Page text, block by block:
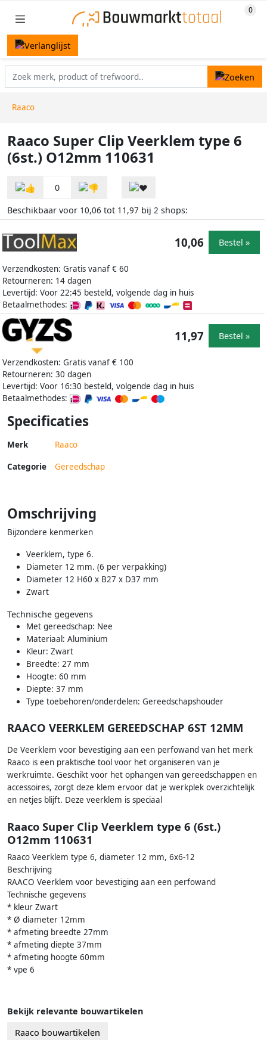
Raaco
Raaco Super Clip Veerklem type 6
(6st.) O12mm 110631
0
Beschikbaar voor 10,06 tot 11,97 bij 2 shops:
Verzendkosten: Gratis vanaf € 60
Retourneren: 14 dagen
Levertijd: Voor 22:45 besteld, volgende dag in huis
Betaalmethodes:
10,06 Bestel »
Verzendkosten: Gratis vanaf € 100
Retourneren: 30 dagen
Levertijd: Voor 16:30 besteld, volgende dag in huis
Betaalmethodes:
11,97 Bestel »
Specificaties
Merk Raaco
Categorie Gereedschap
Omschrijving
Bijzondere kenmerken
Veerklem, type 6.
Diameter 12 mm. (6 per verpakking)
Diameter 12 H60 x B27 x D37 mm
Zwart
Technische gegevens
Met gereedschap: Nee
Materiaal: Aluminium
Kleur: Zwart
Breedte: 27 mm
Hoogte: 60 mm
Diepte: 37 mm
Type toebehoren/onderdelen: Gereedschapshouder
RAACO VEERKLEM GEREEDSCHAP 6ST 12MM
De Veerklem voor bevestiging aan een perfowand van het merk
Raaco is een praktische tool voor het organiseren van je
werkruimte. Geschikt voor het ophangen van gereedschappen en
accessoires, zorgt deze klem ervoor dat je werkplek overzichtelijk
en netjes blijft. Deze veerklem is speciaal
Raaco Super Clip Veerklem type 6 (6st.)
O12mm 110631
Raaco Veerklem type 6, diameter 12 mm, 6x6-12
Beschrijving
RAACO Veerklem voor bevestiging aan een perfowand
Technische gegevens
* kleur Zwart
* Ø diameter 12mm
* afmeting breedte 27mm
* afmeting diepte 37mm
* afmeting hoogte 60mm
* vpe 6
Bekijk relevante bouwartikelen
Raaco bouwartikelen